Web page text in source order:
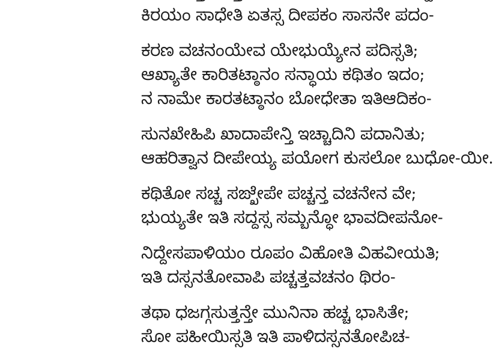
ಕಿರಯಂ ಸಾಧೇತಿ ಏತಸ್ಸ ದೀಪಕಂ ಸಾಸನೇ ಪದಂ-
ಕರಣ ವಚನಂಯೇವ ಯೇಭುಯ್ಯೇನ ಪದಿಸ್ಸತಿ;
ಆಖ್ಯಾತೇ ಕಾರಿತಟ್ಠಾನಂ ಸನ್ಧಾಯ ಕಥಿತಂ ಇದಂ;
ನ ನಾಮೇ ಕಾರತಟ್ಠಾನಂ ಬೋಧೇತಾ ಇತಿಆದಿಕಂ-
ಸುನಖೇಹಿಪಿ ಖಾದಾಪೇನ್ತಿ ಇಚ್ಚಾದಿನಿ ಪದಾನಿತು;
ಆಹರಿತ್ವಾನ ದೀಪೇಯ್ಯ ಪಯೋಗ ಕುಸಲೋ ಬುಧೋ-ಯೀ.
ಕಥಿತೋ ಸಚ್ಚ ಸಙ್ಖೇಪೇ ಪಚ್ಚನ್ತ ವಚನೇನ ವೇ;
ಭುಯ್ಯತೇ ಇತಿ ಸದ್ದಸ್ಸ ಸಮ್ಬನ್ಧೋ ಭಾವದೀಪನೋ-
ನಿದ್ದೇಸಪಾಳಿಯಂ ರೂಪಂ ವಿಹೋತಿ ವಿಹವೀಯತಿ;
ಇತಿ ದಸ್ಸನತೋವಾಪಿ ಪಚ್ಚತ್ತವಚನಂ ಥಿರಂ-
ತಥಾ ಧಜಗ್ಗಸುತ್ತನ್ತೇ ಮುನಿನಾ ಹಚ್ಚ ಭಾಸಿತೇ;
ಸೋ ಪಹೀಯಿಸ್ಸತಿ ಇತಿ ಪಾಳಿದಸ್ಸನತೋಪಿಚ-